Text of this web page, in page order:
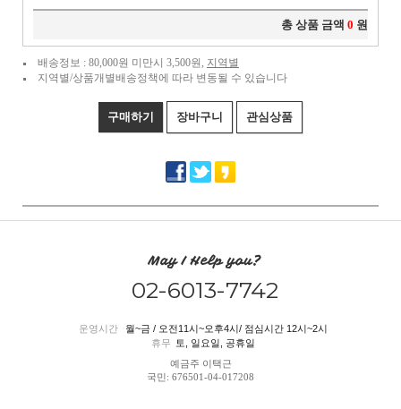
총 상품 금액 0 원
배송정보 : 80,000원 미만시 3,500원, 지역별
지역별/상품개별배송정책에 따라 변동될 수 있습니다
구매하기 장바구니 관심상품
May I Help you?
02-6013-7742
운영시간
월~금 / 오전11시~오후4시/ 점심시간 12시~2시
휴무
토, 일요일, 공휴일
예금주 이택근
국민: 676501-04-017208